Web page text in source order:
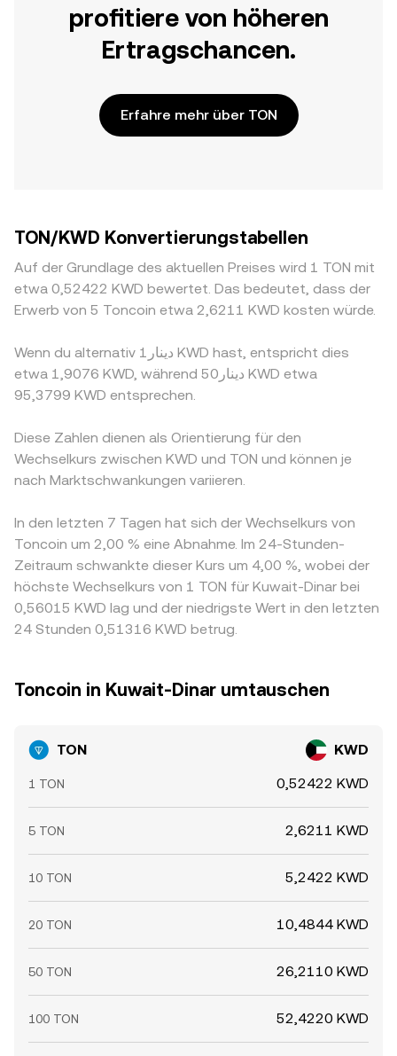
profitiere von höheren
Ertragschancen.
Erfahre mehr über TON
TON/KWD Konvertierungstabellen
Auf der Grundlage des aktuellen Preises wird 1 TON mit
etwa 0,52422 KWD bewertet. Das bedeutet, dass der
Erwerb von 5 Toncoin etwa 2,6211 KWD kosten würde.
Wenn du alternativ دينار1 KWD hast, entspricht dies
etwa 1,9076 KWD, während دينار50 KWD etwa
95,3799 KWD entsprechen.
Diese Zahlen dienen als Orientierung für den
Wechselkurs zwischen KWD und TON und können je
nach Marktschwankungen variieren.
In den letzten 7 Tagen hat sich der Wechselkurs von
Toncoin um 2,00 % eine Abnahme. Im 24-Stunden-
Zeitraum schwankte dieser Kurs um 4,00 %, wobei der
höchste Wechselkurs von 1 TON für Kuwait-Dinar bei
0,56015 KWD lag und der niedrigste Wert in den letzten
24 Stunden 0,51316 KWD betrug.
Toncoin in Kuwait-Dinar umtauschen
TON KWD
1 TON 0,52422 KWD
5 TON 2,6211 KWD
10 TON 5,2422 KWD
20 TON 10,4844 KWD
50 TON 26,2110 KWD
100 TON 52,4220 KWD